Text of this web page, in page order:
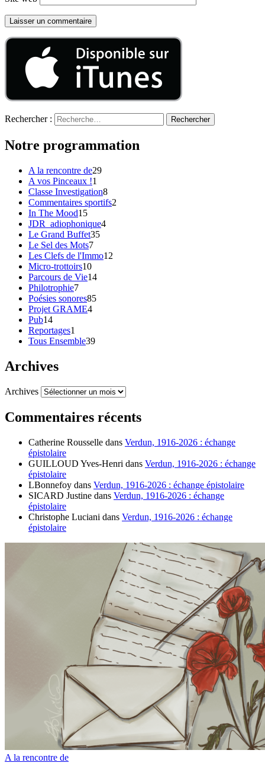
Rechercher :
Notre programmation
A la rencontre de29
A vos Pinceaux !1
Classe Investigation8
Commentaires sportifs2
In The Mood15
JDR_adiophonique4
Le Grand Buffet35
Le Sel des Mots7
Les Clefs de l'Immo12
Micro-trottoirs10
Parcours de Vie14
Philotrophie7
Poésies sonores85
Projet GRAME4
Pub14
Reportages1
Tous Ensemble39
Archives
Archives
Commentaires récents
Catherine Rousselle dans Verdun, 1916-2026 : échange
épistolaire
GUILLOUD Yves-Henri dans Verdun, 1916-2026 : échange
épistolaire
LBonnefoy dans Verdun, 1916-2026 : échange épistolaire
SICARD Justine dans Verdun, 1916-2026 : échange
épistolaire
Christophe Luciani dans Verdun, 1916-2026 : échange
épistolaire
A la rencontre de